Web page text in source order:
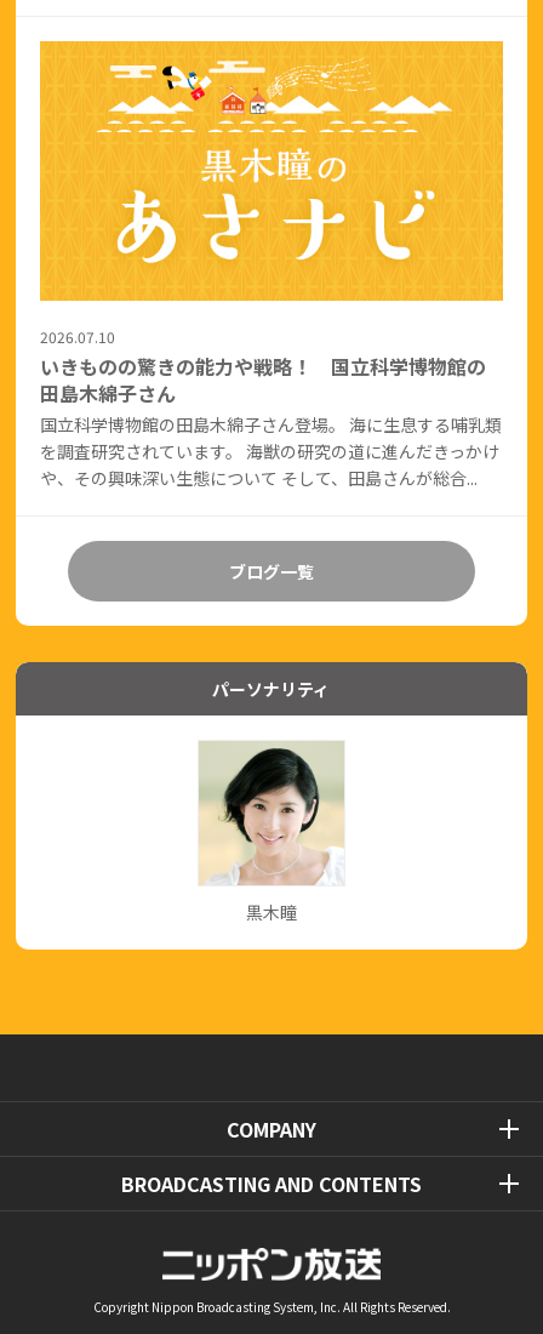
2026.07.10
いきものの驚きの能力や戦略！ 国立科学博物館の
田島木綿子さん
国立科学博物館の田島木綿子さん登場。 海に生息する哺乳類
を調査研究されています。 海獣の研究の道に進んだきっかけ
や、その興味深い生態について そして、田島さんが総合...
ブログ一覧
パーソナリティ
黒木瞳
COMPANY
BROADCASTING AND CONTENTS
Copyright Nippon Broadcasting System, Inc. All Rights Reserved.